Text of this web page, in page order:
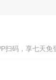
扫码，享七天免